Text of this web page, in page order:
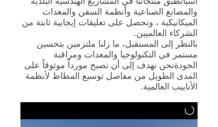
والمصانع الصناعية وأنظمة السفن والمعدات
الميكانيكية ، وتحصل على تعليقات إيجابية ثابتة من
الشركاء العالميين.
بالنظر إلى المستقبل، ما زلنا ملتزمين بتحسين
مستمر في التكنولوجيا والمعدات ومراقبة
الجودةنحن نهدف إلى أن نصبح مورداً موثوقاً على
المدى الطويل من مفاصل توسيع المطاط لأنظمة
الأنابيب العالمية.